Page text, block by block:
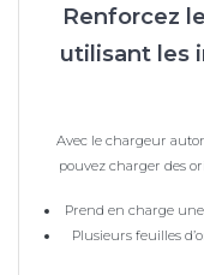
Renforcez
utilisant les
Avec le chargeur
pouvez charger des
Prend en charge
Plusieurs feuilles